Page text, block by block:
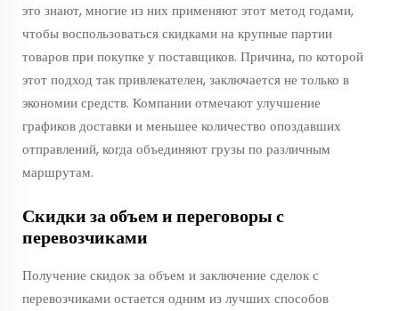
это знают, многие из них применяют этот метод годами,
чтобы воспользоваться скидками на крупные партии
товаров при покупке у поставщиков. Причина, по которой
этот подход так привлекателен, заключается не только в
экономии средств. Компании отмечают улучшение
графиков доставки и меньшее количество опоздавших
отправлений, когда объединяют грузы по различным
маршрутам.
Скидки за объем и переговоры с
перевозчиками
Получение скидок за объем и заключение сделок с
перевозчиками остается одним из лучших способов